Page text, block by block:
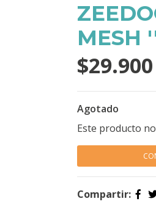
MESH
Agotado
Este producto
Compartir: